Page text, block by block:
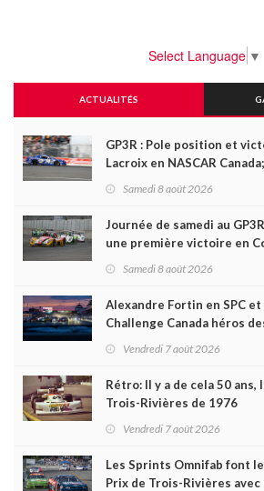
Select Language ▼
ACTUALITÉS
GP3R : Pole position et
Lacroix en NASCAR
Samedi 8 août 2026
Journée de samedi au
une première victoire en
Samedi 8 août 2026
Alexandre Fortin en SPC
Challenge Canada héros
Vendredi 7 août 2026
Rétro: Il y a de cela 50 ans,
Trois-Rivières de 1976
Vendredi 7 août 2026
Les Sprints Omnifab font
Prix de Trois-Rivières